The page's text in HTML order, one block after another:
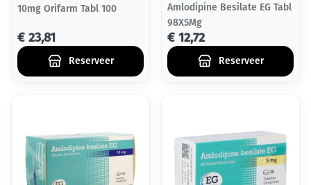
10mg Orifarm Tabl 100
€ 23,81
Reserveer
Amlodipine Besilate EG Tabl
98X5Mg
€ 12,72
Reserveer